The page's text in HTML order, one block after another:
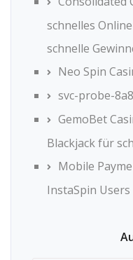
schnelles
schnelle
Neo Spin
svc-probe-
GemoBet
Blackjack für
Mobile
InstaSpin Users